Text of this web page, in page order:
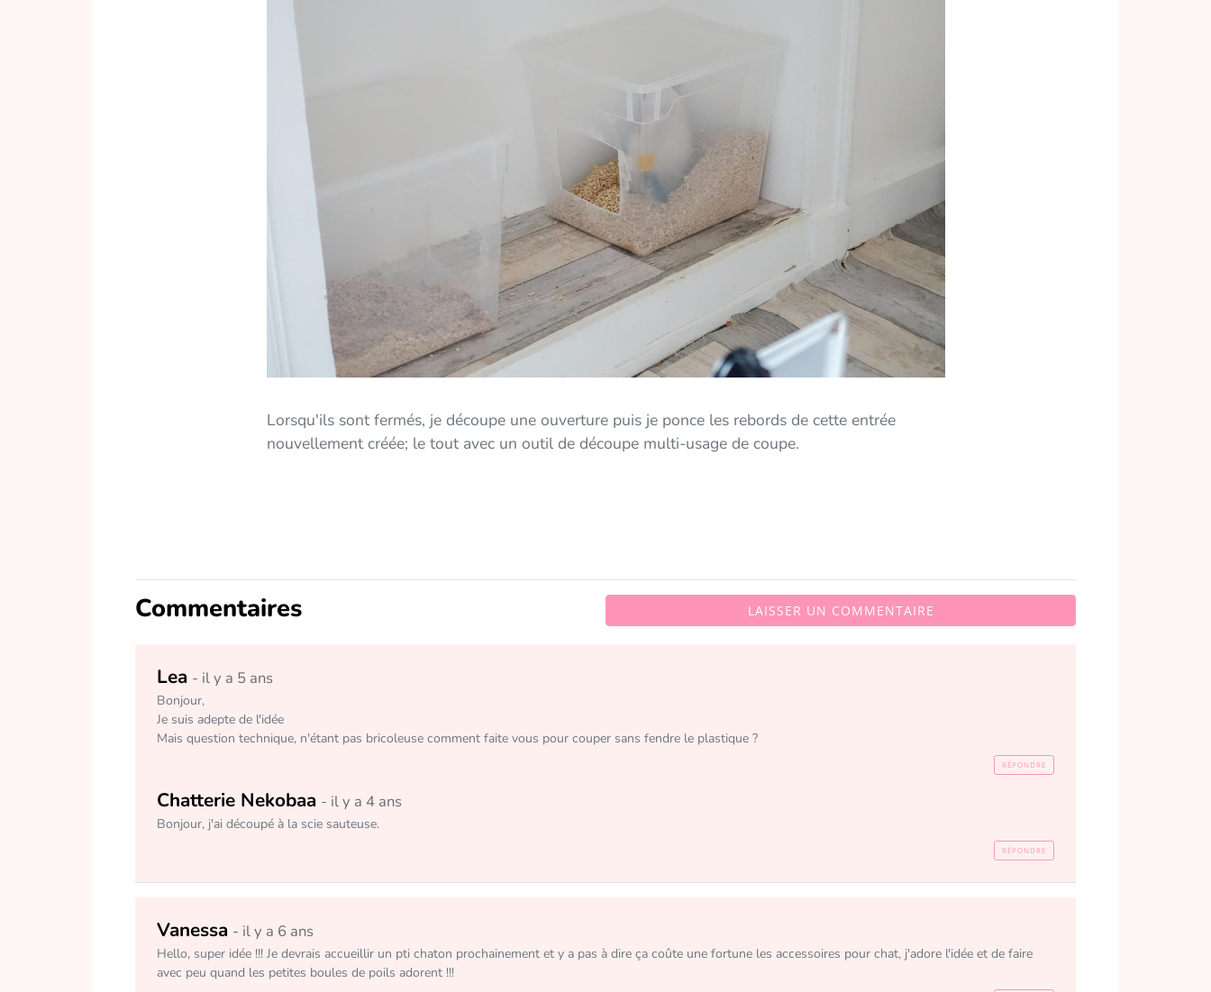
Lorsqu'ils sont fermés, je découpe une ouverture puis je ponce les rebords de cette entrée
nouvellement créée; le tout avec un outil de découpe multi-usage de coupe.
Commentaires LAISSER UN COMMENTAIRE
Lea - il y a 5 ans
Bonjour,
Je suis adepte de l'idée
Mais question technique, n'étant pas bricoleuse comment faite vous pour couper sans fendre le plastique ?
RÉPONDRE
Chatterie Nekobaa - il y a 4 ans
Bonjour, j'ai découpé à la scie sauteuse.
RÉPONDRE
Vanessa - il y a 6 ans
Hello, super idée !!! Je devrais accueillir un pti chaton prochainement et y a pas à dire ça coûte une fortune les accessoires pour chat, j'adore l'idée et de faire
avec peu quand les petites boules de poils adorent !!!